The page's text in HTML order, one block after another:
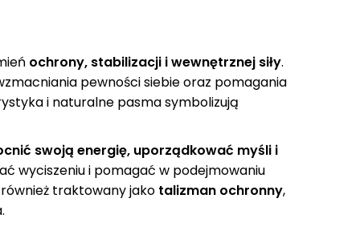
ochrony, stabilizacji i wewnętrznej siły.
pewności siebie oraz pomagania
i naturalne pasma symbolizują
swoją energię, uporządkować myśli i
wyciszeniu i pomagać w podejmowaniu
traktowany jako talizman ochronny,